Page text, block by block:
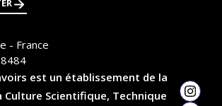
- France
est un établissement de la
Culture Scientifique, Technique